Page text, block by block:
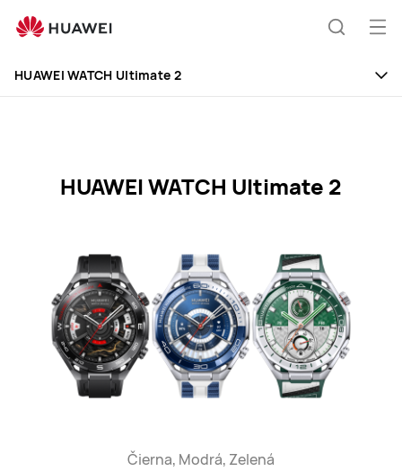
WATCH
HUAWEI WATCH Ultimate 2
HUAWEI WATCH Ultimate 2
Čierna, Modrá, Zelená